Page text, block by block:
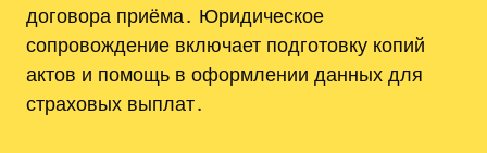
договора приёма․ Юридическое
сопровождение включает подготовку копий
актов и помощь в оформлении данных для
страховых выплат․